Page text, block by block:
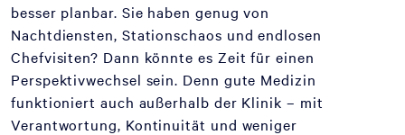
besser planbar. Sie haben genug von
Nachtdiensten, Stationschaos und endlosen
Chefvisiten? Dann könnte es Zeit für einen
Perspektivwechsel sein. Denn gute Medizin
funktioniert auch außerhalb der Klinik – mit
Verantwortung, Kontinuität und weniger